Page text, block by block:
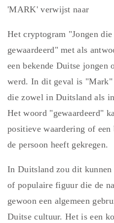
'MARK' verwijst naar
Het cryptogram "Jongen
gewaardeerd" met als
een bekende Duitse jongen
werd. In dit geval is "Mark"
die zowel in Duitsland als
Het woord "gewaardeerd"
positieve waardering of een
de persoon heeft gekregen.
In Duitsland zou dit kunnen
of populaire figuur die de
gewoon een algemeen
Duitse cultuur. Het is een